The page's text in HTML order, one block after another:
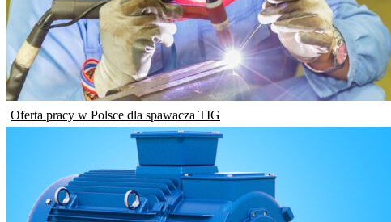
Oferta pracy w Polsce dla spawacza TIG